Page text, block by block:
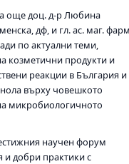
още доц. д-р Любина
дф, и гл. ас. маг.
по актуални теми,
козметични продукти и
реакции в България и
върху човешкото
микробиологичното
научен форум
и добри практики с